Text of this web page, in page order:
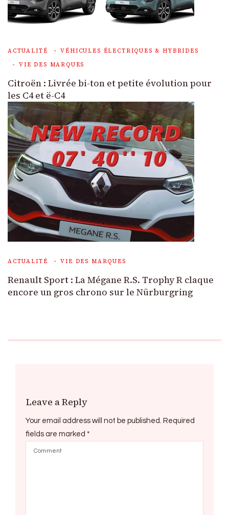
ACTUALITÉ
VÉHICULES ÉLECTRIQUES & HYBRIDES
VIE DES MARQUES
Citroën : Livrée bi-ton et petite évolution pour
les C4 et ë-C4
ACTUALITÉ VIE DES MARQUES
Renault Sport : La Mégane R.S. Trophy R claque
encore un gros chrono sur le Nürburgring
Leave a Reply
Your email address will not be published. Required
fields are marked *